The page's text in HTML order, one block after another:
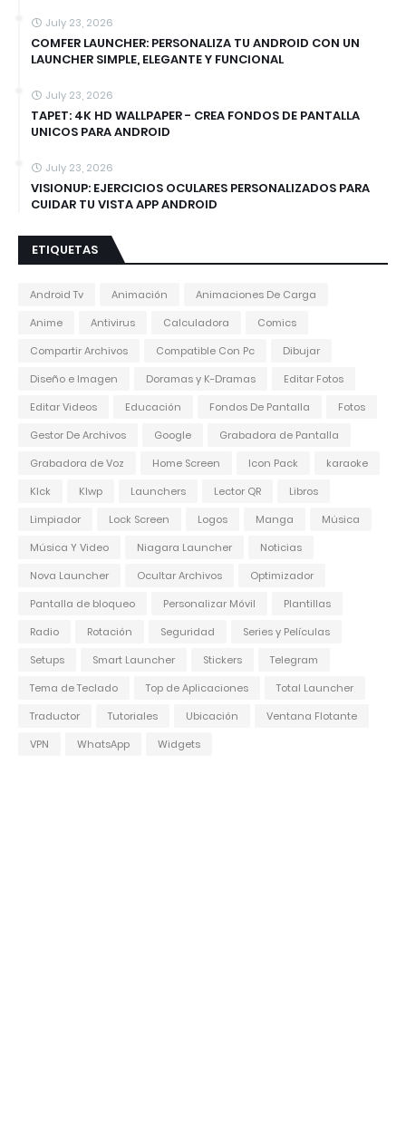
July 23, 2026
COMFER LAUNCHER: PERSONALIZA TU ANDROID CON UN
LAUNCHER SIMPLE, ELEGANTE Y FUNCIONAL
July 23, 2026
TAPET: 4K HD WALLPAPER - CREA FONDOS DE PANTALLA
UNICOS PARA ANDROID
July 23, 2026
VISIONUP: EJERCICIOS OCULARES PERSONALIZADOS PARA
CUIDAR TU VISTA APP ANDROID
ETIQUETAS
Android Tv Animación
Animaciones De Carga
Anime
Antivirus Calculadora
Comics
Compartir Archivos
Compatible Con Pc
Dibujar
Diseño e Imagen
Doramas y K-Dramas
Editar Fotos
Editar Videos
Educación Fondos De Pantalla
Fotos
Gestor De Archivos
Google
Grabadora de Pantalla
Grabadora de Voz
Home Screen Icon Pack
karaoke
Klck
Klwp Launchers Lector QR
Libros
Limpiador
Lock Screen Logos Manga
Música
Música Y Video
Niagara Launcher
Noticias
Nova Launcher
Ocultar Archivos
Optimizador
Pantalla de bloqueo
Personalizar Móvil
Plantillas
Radio
Rotación Seguridad
Series y Películas
Setups
Smart Launcher Stickers
Telegram
Tema de Teclado
Top de Aplicaciones
Total Launcher
Traductor
Tutoriales Ubicación
Ventana Flotante
VPN
WhatsApp Widgets